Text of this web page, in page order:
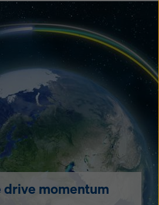
drive momentum